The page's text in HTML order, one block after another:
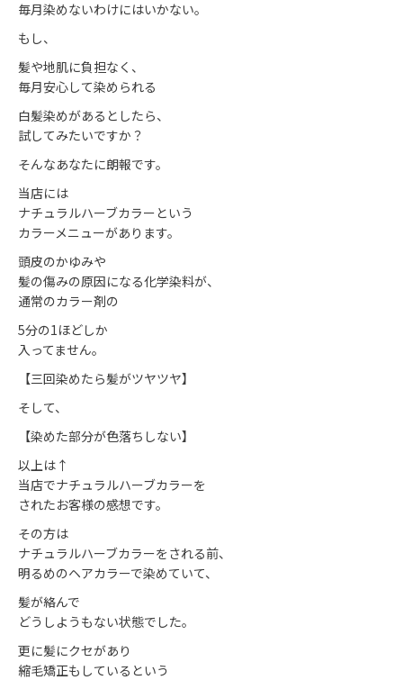
毎月染めないわけにはいかない。
もし、
髪や地肌に負担なく、
毎月安心して染められる
白髪染めがあるとしたら、
試してみたいですか？
そんなあなたに朗報です。
当店には
ナチュラルハーブカラーという
カラーメニューがあります。
頭皮のかゆみや
髪の傷みの原因になる化学染料が、
通常のカラー剤の
5分の1ほどしか
入ってません。
【三回染めたら髪がツヤツヤ】
そして、
【染めた部分が色落ちしない】
以上は↑
当店でナチュラルハーブカラーを
されたお客様の感想です。
その方は
ナチュラルハーブカラーをされる前、
明るめのヘアカラーで染めていて、
髪が絡んで
どうしようもない状態でした。
更に髪にクセがあり
縮毛矯正もしているという